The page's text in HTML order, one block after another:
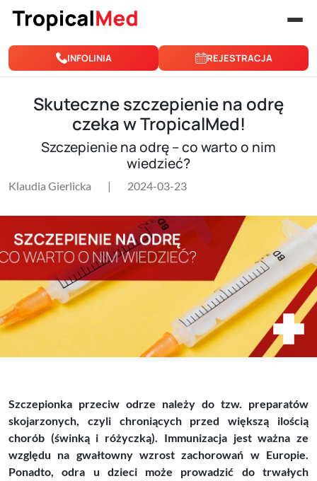
Przejdź do treści
INFOLINIA REJESTRACJA
Skuteczne szczepienie na odrę
czeka w TropicalMed!
Szczepienie na odrę – co warto o nim
wiedzieć?
Klaudia Gierlicka | 2024-03-23
Szczepionka przeciw odrze należy do tzw. preparatów
skojarzonych, czyli chroniących przed większą ilością
chorób (świnką i różyczką). Immunizacja jest ważna ze
względu na gwałtowny wzrost zachorowań w Europie.
Ponadto, odra u dzieci może prowadzić do trwałych